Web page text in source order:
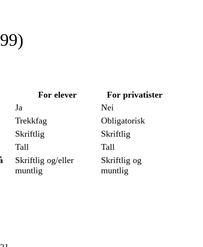
For elever
For privatister
Ja
Nei
Trekkfag
Obligatorisk
Skriftlig
Skriftlig
Tall
Tall
Skriftlig og/eller
muntlig
Skriftlig og
muntlig